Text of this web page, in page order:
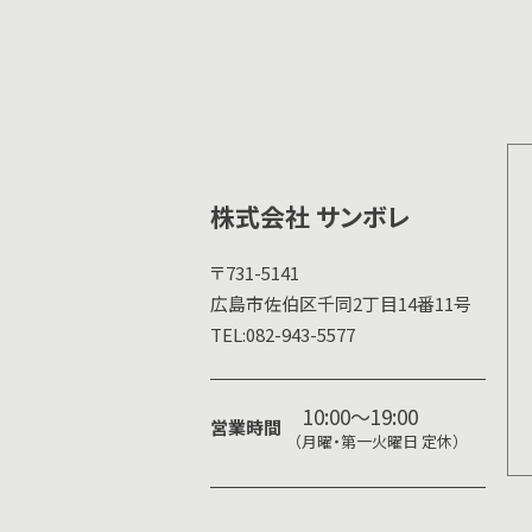
株式会社 サンボレ
〒731-5141
広島市佐伯区千同2丁目14番11号
TEL:082-943-5577
営業時間 10:00～19:00
（月曜・第一火曜日 定休）